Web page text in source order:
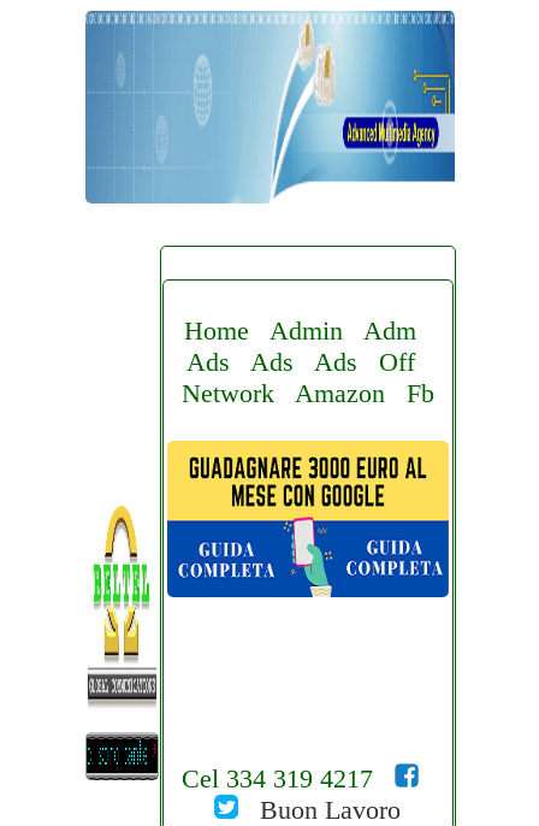
Home Admin
Adm
Ads
Ads Ads
Off
Network
Amazon Fb
Cel 334 319 4217
Buon Lavoro